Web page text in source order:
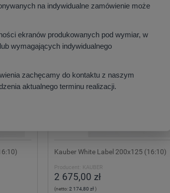
do koszyka
Kauber White Label 200x125 (16:10)
Producent: KAUBER
2 675,00 zł
(netto:2 174,80 zł)
na indywidualne zamówienie może
ekranów produkowanych pod wymiar, w
wymagających indywidualnego
zachęcamy do kontaktu z naszym
aktualnego terminu realizacji.